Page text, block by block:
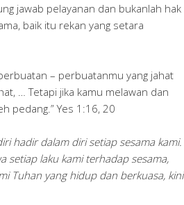
jawab pelayanan dan bukanlah hak
baik itu rekan yang setara
– perbuatanmu yang jahat
… Tetapi jika kamu melawan dan
pedang.” Yes 1:16, 20
hadir dalam diri setiap sesama kami.
setiap laku kami terhadap sesama,
Tuhan yang hidup dan berkuasa, kini